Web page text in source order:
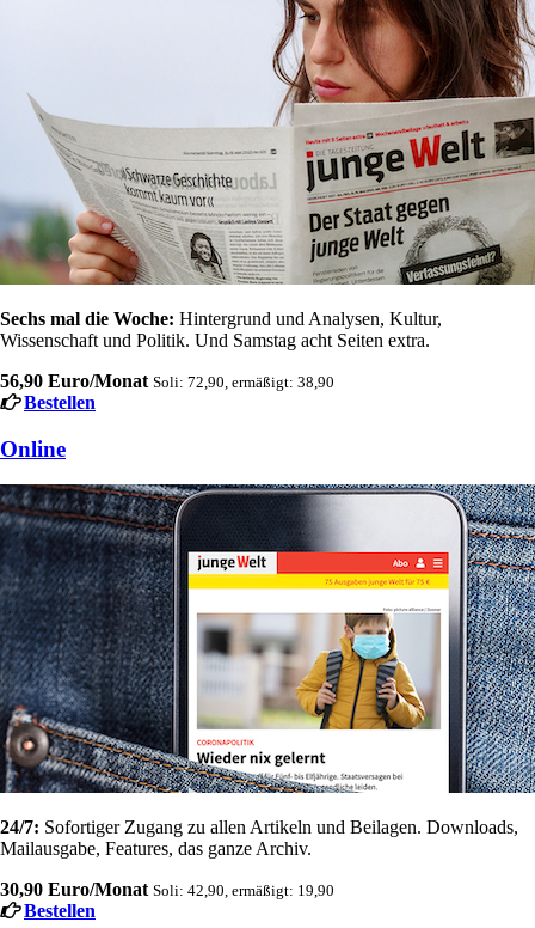
Sechs mal die Woche: Hintergrund und Analysen, Kultur,
Wissenschaft und Politik. Und Samstag acht Seiten extra.
56,90 Euro/Monat Soli: 72,90, ermäßigt: 38,90
Bestellen
Online
24/7: Sofortiger Zugang zu allen Artikeln und Beilagen. Downloads,
Mailausgabe, Features, das ganze Archiv.
30,90 Euro/Monat Soli: 42,90, ermäßigt: 19,90
Bestellen